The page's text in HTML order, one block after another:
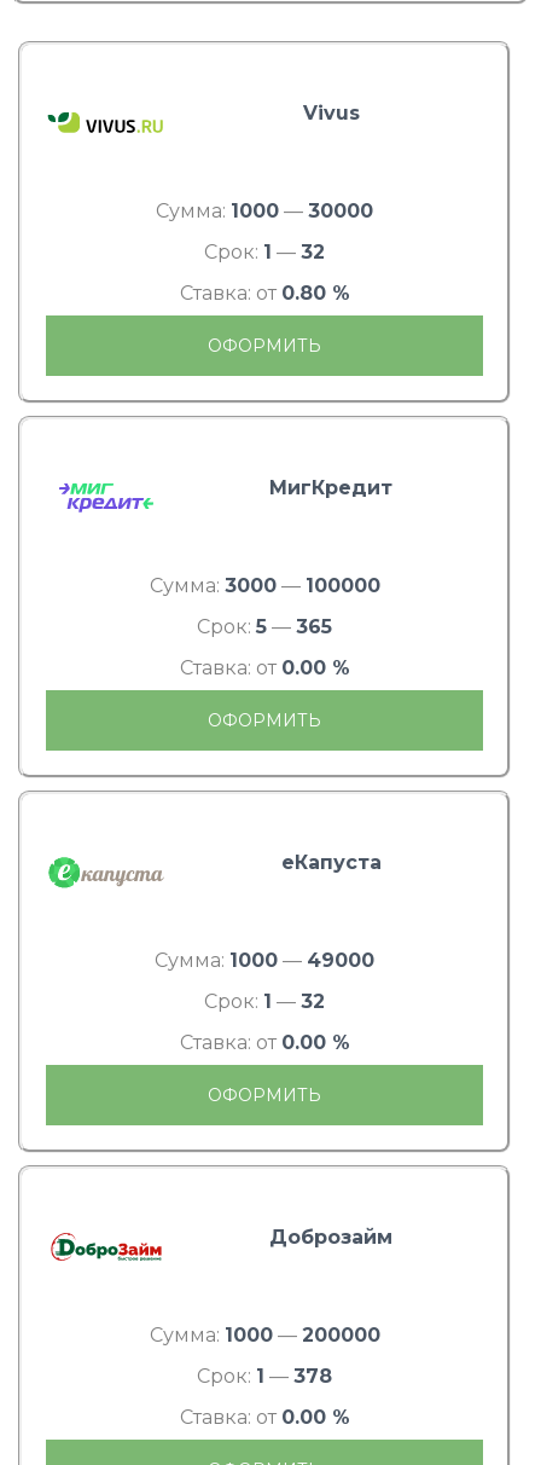
Vivus
Сумма: 1000 — 30000
Срок: 1 — 32
Ставка: от 0.80 %
ОФОРМИТЬ
МигКредит
Сумма: 3000— 100000
Срок: 5 — 365
Ставка: от 0.00 %
ОФОРМИТЬ
еКапуста
Сумма: 1000 — 49000
Срок: 1 — 32
Ставка: от 0.00 %
ОФОРМИТЬ
Доброзайм
Сумма: 1000— 200000
Срок: 1 — 378
Ставка: от 0.00 %